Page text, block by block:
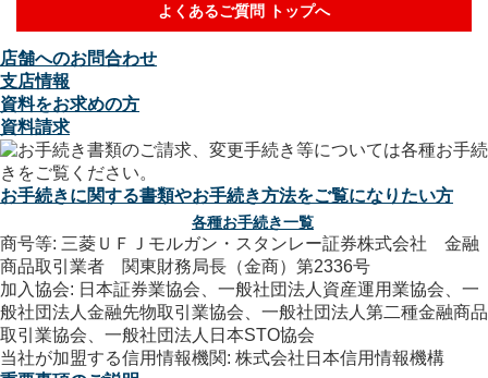
よくあるご質問 トップへ
店舗へのお問合わせ
支店情報
資料をお求めの方
資料請求
お手続きに関する書類やお手続き方法をご覧になりたい方
各種お手続き一覧
商号等: 三菱ＵＦＪモルガン・スタンレー証券株式会社 金融
商品取引業者 関東財務局長（金商）第2336号
加入協会: 日本証券業協会、一般社団法人資産運用業協会、一
般社団法人金融先物取引業協会、一般社団法人第二種金融商品
取引業協会、一般社団法人日本STO協会
当社が加盟する信用情報機関: 株式会社日本信用情報機構